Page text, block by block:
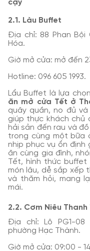
cậy
2.1. Làu Buffet
Địa chỉ: 88 Phan Bội
Hóa.
Giờ mở cửa: mở đến
Hotline: 096 605 1993.
Lẩu Buffet là lựa
ăn mở cửa Tết ở
quây quần, no đủ
giúp thực khách chủ
hải sản đến rau và
trong cùng một bữa
nhịp phục vụ ổn
ăn cùng gia đình,
Tết, hình thức buffet
món lâu, dễ sắp xếp
và thăm hỏi, mang
mái.
2.2. Cơm Niêu Thanh
Địa chỉ: Lô PG1-08
phường Hạc Thành.
Giờ mở cửa: 09:00 -